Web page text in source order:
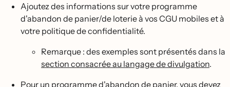
Ajoutez des informations sur votre programme
d'abandon de panier/de loterie à vos CGU mobiles et à
votre politique de confidentialité.
Remarque : des exemples sont présentés dans la
section consacrée au langage de divulgation.
Pour un programme d'abandon de panier, vous devez